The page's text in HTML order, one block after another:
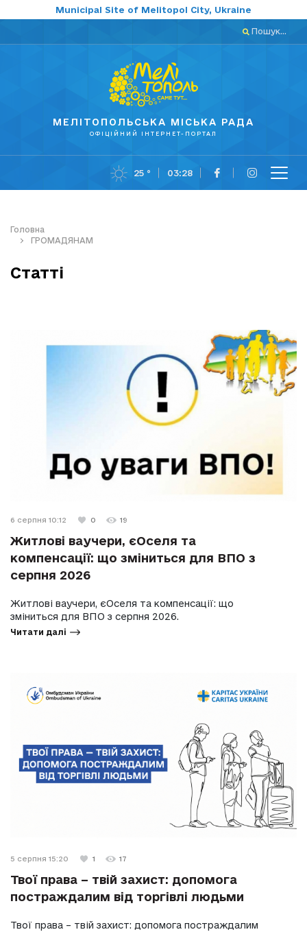
Municipal Site of Melitopol City, Ukraine
Пошук...
МЕЛІТОПОЛЬСЬКА МІСЬКА РАДА
ОФІЦІЙНИЙ ІНТЕРНЕТ-ПОРТАЛ
25 ° 03:28
Головна
ГРОМАДЯНАМ
Статті
6 серпня 10:12 0 19
Житлові ваучери, єОселя та
компенсації: що зміниться для ВПО з
серпня 2026
Житлові ваучери, єОселя та компенсації: що
зміниться для ВПО з серпня 2026.
Читати далі
5 серпня 15:20 1 17
Твої права – твій захист: допомога
постраждалим від торгівлі людьми
Твої права – твій захист: допомога постраждалим